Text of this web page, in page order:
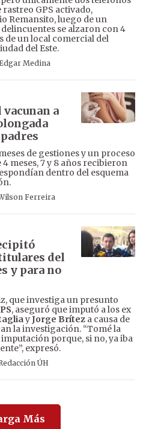
GPS activado,
Remansito, luego de un
se alzaron con 4
de un local comercial del
del Este.
Medina
a
de gestiones y un proceso
meses, 7 y 8 años recibieron
dentro del esquema
Ferreira
del
y para no
que investiga un presunto
, aseguró que imputó a los ex
yJorge Brítez a causa de
la investigación. “Tomé la
porque, si no, ya iba
expresó.
ÚH
Más